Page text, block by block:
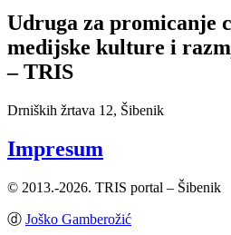
Udruga za promicanje
medijske kulture i
– TRIS
Drniških žrtava 12, Šibenik
Impresum
© 2013.-2026. TRIS portal – Šibenik
ⓓ Joško Gamberožić